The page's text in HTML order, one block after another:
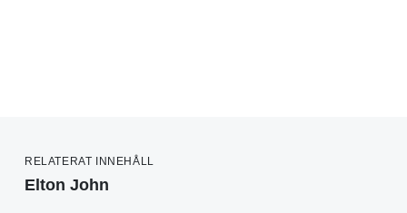
RELATERAT INNEHÅLL
Elton John